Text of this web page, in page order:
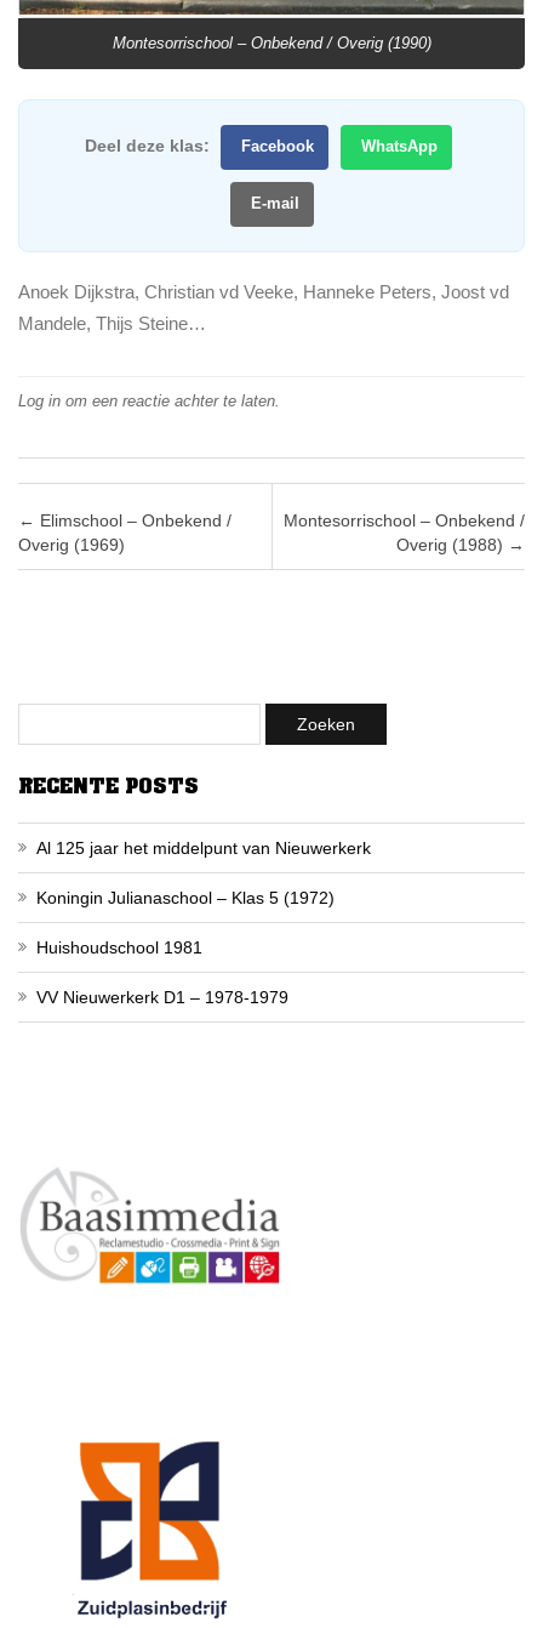
Montesorrischool – Onbekend / Overig (1990)
Deel deze klas: Facebook WhatsApp
E-mail
Anoek Dijkstra, Christian vd Veeke, Hanneke Peters, Joost vd
Mandele, Thijs Steine…
Log in om een reactie achter te laten.
Post navigation
← Elimschool – Onbekend /
Overig (1969)
Montesorrischool – Onbekend /
Overig (1988) →
RECENTE POSTS
Al 125 jaar het middelpunt van Nieuwerkerk
Koningin Julianaschool – Klas 5 (1972)
Huishoudschool 1981
VV Nieuwerkerk D1 – 1978-1979